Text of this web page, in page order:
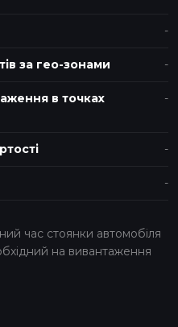
за гео-зонами
в точках
час стоянки автомобіля
на вивантаження